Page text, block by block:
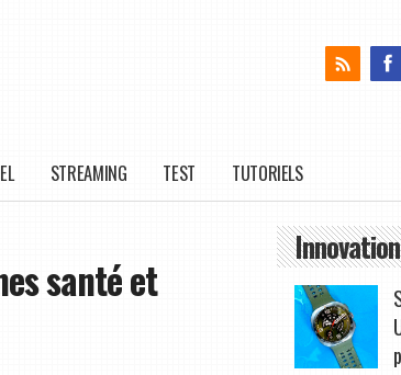
STREAMING TEST TUTORIELS
santé et
Innovation